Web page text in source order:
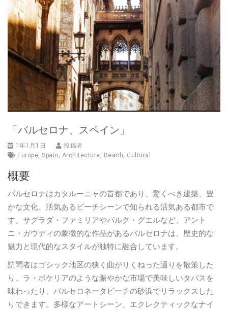
「バルセロナ、スペイン」
1年1月1日
投稿者
Europe, Spain , Architecture, Beach, Cultural
概要
バルセロナはカタルーニャの首都であり、驚くべき建築、豊
かな文化、活気あるビーチシーンで知られる活気ある都市で
す。サグラダ・ファミリアやパルク・グエルなど、アント
ニ・ガウディの象徴的な作品があるバルセロナは、歴史的な
魅力と現代的なスタイルが独特に融合しています。
訪問者はゴシック地区の狭く曲がりくねった通りを散策した
り、ラ・ボケリアのような賑やかな市場で美味しいタパスを
味わったり、バルセロネータビーチの砂浜でリラックスした
りできます。多様なアートシーン、エクレクティックなナイ